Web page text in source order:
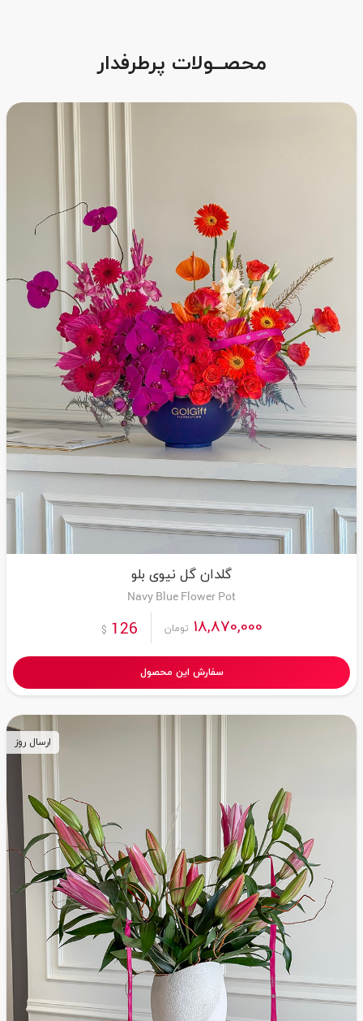
محصــولات پرطرفدار
گلدان گل نیوی بلو
Navy Blue Flower Pot
18,870,000 تومان 126
$
سفارش این محصول
ارسال روز